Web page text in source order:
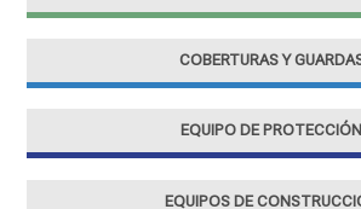
COBERTURAS Y
EQUIPO DE PROTECCIÓN
EQUIPOS DE